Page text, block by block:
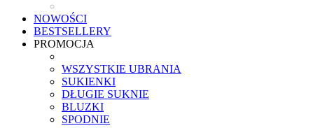
NOWOŚCI
BESTSELLERY
PROMOCJA
WSZYSTKIE UBRANIA
SUKIENKI
DŁUGIE SUKNIE
BLUZKI
SPODNIE